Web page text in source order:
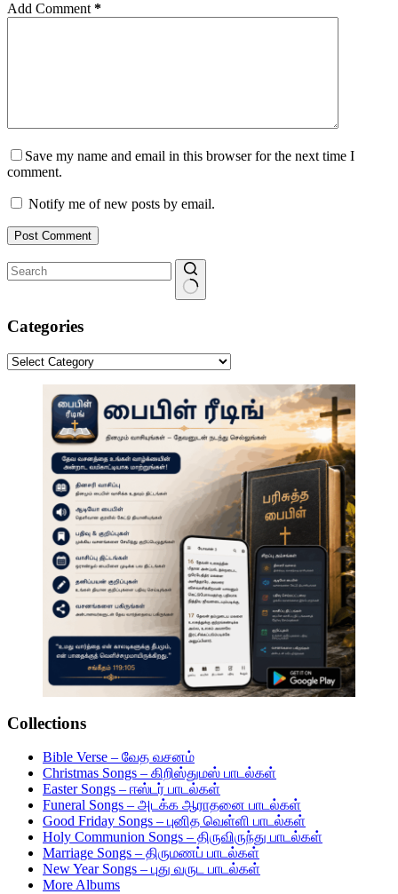
Add Comment *
Save my name and email in this browser for the next time I
comment.
Notify me of new posts by email.
Post Comment
results
Categories
Categories
Collections
Bible Verse – வேத வசனம்
Christmas Songs – கிறிஸ்துமஸ் பாடல்கள்
Easter Songs – ஈஸ்டர் பாடல்கள்
Funeral Songs – அடக்க ஆராதனை பாடல்கள்
Good Friday Songs – புனித வெள்ளி பாடல்கள்
Holy Communion Songs – திருவிருந்து பாடல்கள்
Marriage Songs – திருமணப் பாடல்கள்
New Year Songs – புது வருட பாடல்கள்
More Albums